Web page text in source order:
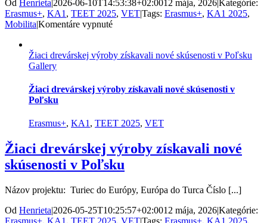
Od Henrieta|2026-06-10T14:53:38+02:0012 mája, 2026|Kategórie:
Erasmus+, KA1 , TEET 2025, VET|Tags: Erasmus+, KA1 2025,
Mobilita|Komentáre vypnuténa
s
Plzne
SOŠ
Oas
MT
Žiaci drevárskej výroby získavali nové skúsenosti v Poľsku
Gallery
Žiaci drevárskej výroby získavali nové skúsenosti v
Poľsku
Erasmus+, KA1 , TEET 2025, VET
Žiaci drevárskej výroby získavali nové
skúsenosti v Poľsku
Názov projektu: Turiec do Európy, Európa do Turca Číslo [...]
Od Henrieta|2026-05-25T10:25:57+02:0012 mája, 2026|Kategórie:
Erasmus+, KA1 , TEET 2025, VET|Tags: Erasmus+, KA1 2025,